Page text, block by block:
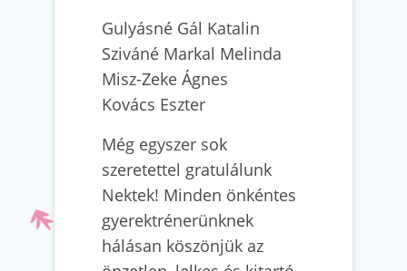
Gulyásné Gál Katalin
Sziváné Markal Melinda
Misz-Zeke Ágnes
Kovács Eszter
Még egyszer sok
szeretettel gratulálunk
Nektek! Minden önkéntes
gyerektrénerünknek
hálásan köszönjük az